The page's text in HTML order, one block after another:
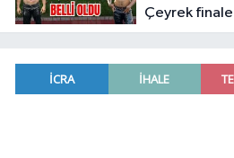
Çeyrek
belli oldu